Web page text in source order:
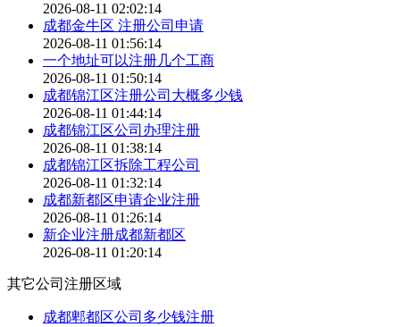
2026-08-11 02:02:14
成都金牛区 注册公司申请
2026-08-11 01:56:14
一个地址可以注册几个工商
2026-08-11 01:50:14
成都锦江区注册公司大概多少钱
2026-08-11 01:44:14
成都锦江区公司办理注册
2026-08-11 01:38:14
成都锦江区拆除工程公司
2026-08-11 01:32:14
成都新都区申请企业注册
2026-08-11 01:26:14
新企业注册成都新都区
2026-08-11 01:20:14
其它公司注册区域
成都郫都区公司多少钱注册